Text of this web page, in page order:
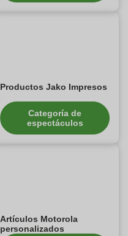
Productos Jako Impresos
Categoría de
espectáculos
Artículos Motorola
personalizados